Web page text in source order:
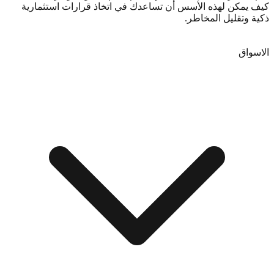
كيف يمكن لهذه الأسس أن تساعدك في اتخاذ قرارات استثمارية
ذكية وتقليل المخاطر.
الاسواق